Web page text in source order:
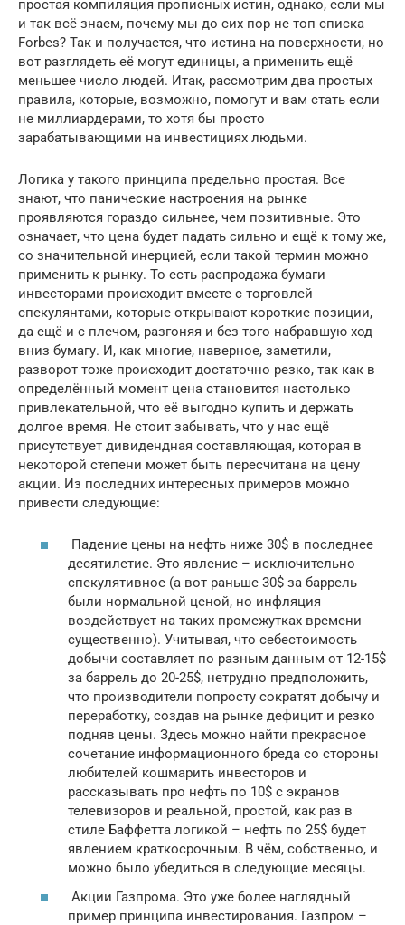
простая компиляция прописных истин, однако, если мы
и так всё знаем, почему мы до сих пор не топ списка
Forbes? Так и получается, что истина на поверхности, но
вот разглядеть её могут единицы, а применить ещё
меньшее число людей. Итак, рассмотрим два простых
правила, которые, возможно, помогут и вам стать если
не миллиардерами, то хотя бы просто
зарабатывающими на инвестициях людьми.
Логика у такого принципа предельно простая. Все
знают, что панические настроения на рынке
проявляются гораздо сильнее, чем позитивные. Это
означает, что цена будет падать сильно и ещё к тому же,
со значительной инерцией, если такой термин можно
применить к рынку. То есть распродажа бумаги
инвесторами происходит вместе с торговлей
спекулянтами, которые открывают короткие позиции,
да ещё и с плечом, разгоняя и без того набравшую ход
вниз бумагу. И, как многие, наверное, заметили,
разворот тоже происходит достаточно резко, так как в
определённый момент цена становится настолько
привлекательной, что её выгодно купить и держать
долгое время. Не стоит забывать, что у нас ещё
присутствует дивидендная составляющая, которая в
некоторой степени может быть пересчитана на цену
акции. Из последних интересных примеров можно
привести следующие:
Падение цены на нефть ниже 30$ в последнее
десятилетие. Это явление – исключительно
спекулятивное (а вот раньше 30$ за баррель
были нормальной ценой, но инфляция
воздействует на таких промежутках времени
существенно). Учитывая, что себестоимость
добычи составляет по разным данным от 12-15$
за баррель до 20-25$, нетрудно предположить,
что производители попросту сократят добычу и
переработку, создав на рынке дефицит и резко
подняв цены. Здесь можно найти прекрасное
сочетание информационного бреда со стороны
любителей кошмарить инвесторов и
рассказывать про нефть по 10$ с экранов
телевизоров и реальной, простой, как раз в
стиле Баффетта логикой – нефть по 25$ будет
явлением краткосрочным. В чём, собственно, и
можно было убедиться в следующие месяцы.
Акции Газпрома. Это уже более наглядный
пример принципа инвестирования. Газпром –